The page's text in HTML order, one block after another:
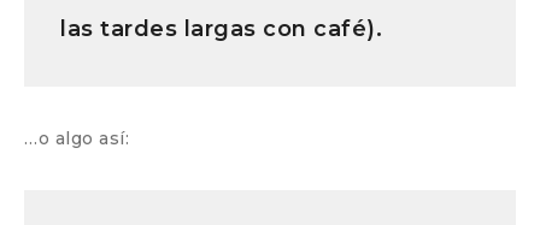
las tardes largas con café).
…o algo así: